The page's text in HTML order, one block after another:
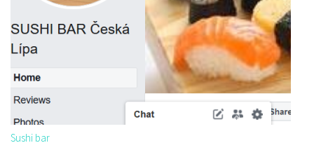
Sushi bar